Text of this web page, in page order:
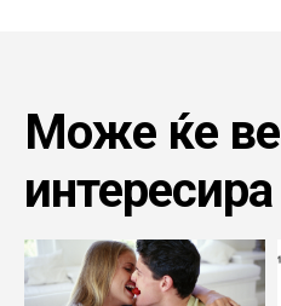
Може ќе ве
интересира